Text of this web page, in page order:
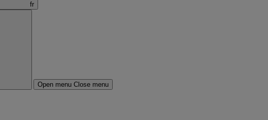
fr
Open menu Close menu